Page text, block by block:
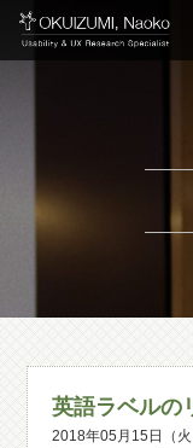
英語ラベルの
2018年05月15日（